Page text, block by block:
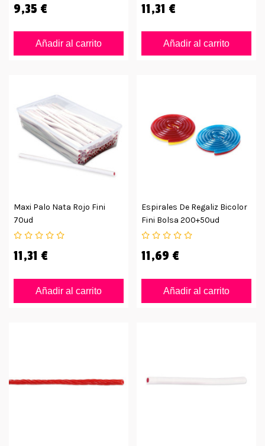
9,35 €
Añadir al carrito
11,31 €
Añadir al carrito
Maxi Palo Nata Rojo Fini
70ud
11,31 €
Añadir al carrito
Espirales De Regaliz Bicolor
Fini Bolsa 200+50ud
11,69 €
Añadir al carrito